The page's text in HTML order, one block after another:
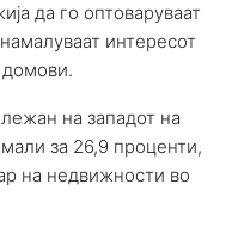
да го оптоваруваат
интересот
домови.
на западот на
за 26,9 проценти,
на недвижности во